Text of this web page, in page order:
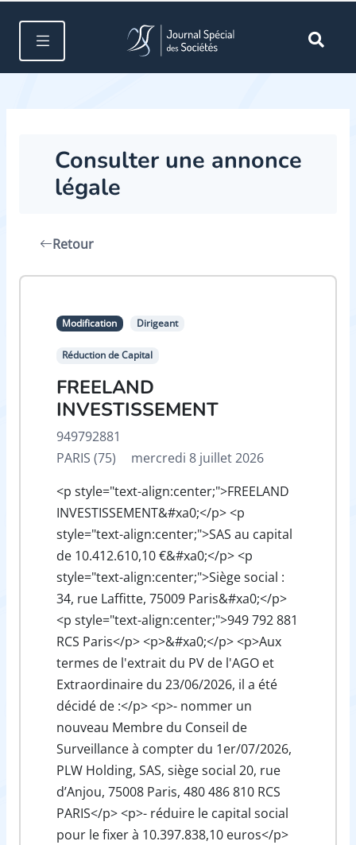
Consulter une annonce
légale
Retour
Modification Dirigeant
Réduction de Capital
FREELAND
INVESTISSEMENT
949792881
PARIS (75)
mercredi 8 juillet 2026
<p style="text-align:center;">FREELAND
INVESTISSEMENT&#xa0;</p> <p
style="text-align:center;">SAS au capital
de 10.412.610,10 €&#xa0;</p> <p
style="text-align:center;">Siège social :
34, rue Laffitte, 75009 Paris&#xa0;</p>
<p style="text-align:center;">949 792 881
RCS Paris</p> <p>&#xa0;</p> <p>Aux
termes de l'extrait du PV de l'AGO et
Extraordinaire du 23/06/2026, il a été
décidé de :</p> <p>- nommer un
nouveau Membre du Conseil de
Surveillance à compter du 1er/07/2026,
PLW Holding, SAS, siège social 20, rue
d’Anjou, 75008 Paris, 480 486 810 RCS
PARIS</p> <p>- réduire le capital social
pour le fixer à 10.397.838,10 euros</p>